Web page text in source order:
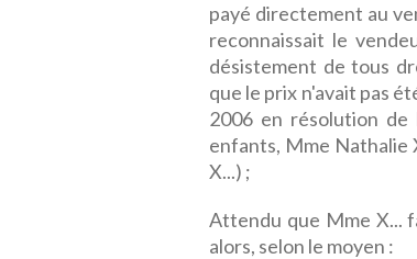
payé directement au
reconnaissait le
désistement de tous
que le prix n'avait pas
2006 en résolution de
enfants, Mme Nathalie
X...) ;
Attendu que Mme X...
alors, selon le moyen :